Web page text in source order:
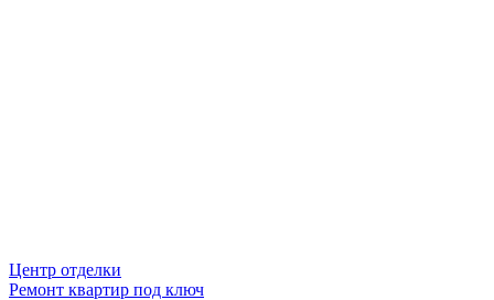
Центр отделки
Ремонт квартир под ключ